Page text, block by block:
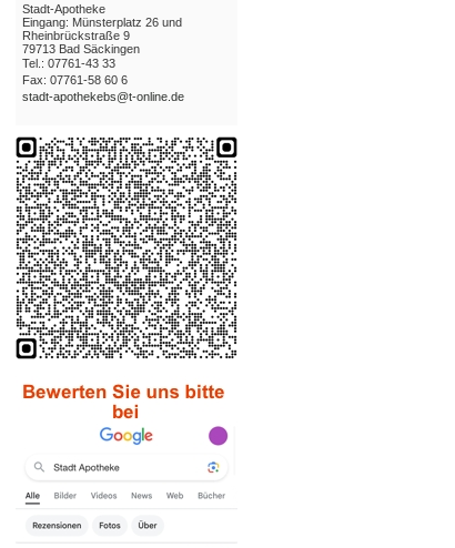
Stadt-Apotheke
Eingang: Münsterplatz 26 und
Rheinbrückstraße 9
79713 Bad Säckingen
Tel.: 07761-43 33
Fax: 07761-58 60 6
stadt-apothekebs@t-online.de